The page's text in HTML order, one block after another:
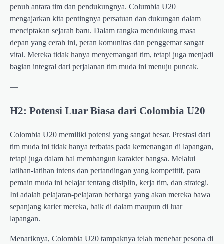
penuh antara tim dan pendukungnya. Columbia U20
mengajarkan kita pentingnya persatuan dan dukungan dalam
menciptakan sejarah baru. Dalam rangka mendukung masa
depan yang cerah ini, peran komunitas dan penggemar sangat
vital. Mereka tidak hanya menyemangati tim, tetapi juga menjadi
bagian integral dari perjalanan tim muda ini menuju puncak.
—
H2: Potensi Luar Biasa dari Colombia U20
Colombia U20 memiliki potensi yang sangat besar. Prestasi dari
tim muda ini tidak hanya terbatas pada kemenangan di lapangan,
tetapi juga dalam hal membangun karakter bangsa. Melalui
latihan-latihan intens dan pertandingan yang kompetitif, para
pemain muda ini belajar tentang disiplin, kerja tim, dan strategi.
Ini adalah pelajaran-pelajaran berharga yang akan mereka bawa
sepanjang karier mereka, baik di dalam maupun di luar
lapangan.
Menariknya, Colombia U20 tampaknya telah menebar pesona di